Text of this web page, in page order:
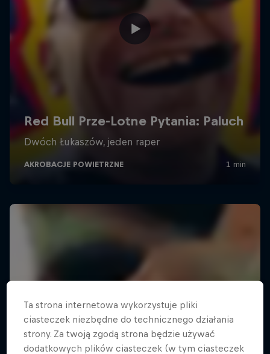
Ta strona internetowa wykorzystuje pliki
ciasteczek niezbędne do technicznego działania
strony. Za twoją zgodą strona będzie używać
dodatkowych plików ciasteczek (w tym ciasteczek